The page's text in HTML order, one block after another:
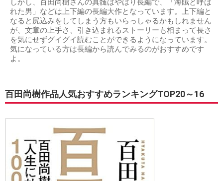
しかし、百田尚樹さんの真髄はやはり長編で、「海賊と呼ば
れた男」などは上下編の長編大作となっています。上下編と
なると尻込みをしてしまう方もいらっしゃるかもしれません
が、文章の上手さ、引き込まれるストーリーも相まって長さ
を気にせずグイグイ読むことができるようになっています。
気になっている方は長編から読んでみるのがおすすめです
よ。
百田尚樹作品人気おすすめランキングTOP20～16